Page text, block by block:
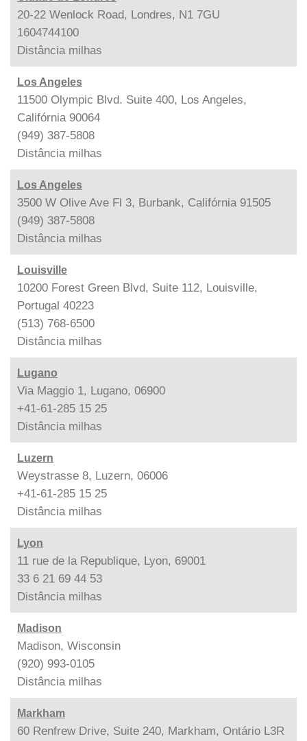
20-22 Wenlock Road, Londres, N1 7GU
1604744100
Distância milhas
Los Angeles
11500 Olympic Blvd. Suite 400, Los Angeles,
Califórnia 90064
(949) 387-5808
Distância milhas
Los Angeles
3500 W Olive Ave Fl 3, Burbank, Califórnia 91505
(949) 387-5808
Distância milhas
Louisville
10200 Forest Green Blvd, Suite 112, Louisville,
Portugal 40223
(513) 768-6500
Distância milhas
Lugano
Via Maggio 1, Lugano, 06900
+41-61-285 15 25
Distância milhas
Luzern
Weystrasse 8, Luzern, 06006
+41-61-285 15 25
Distância milhas
Lyon
11 rue de la Republique, Lyon, 69001
33 6 21 69 44 53
Distância milhas
Madison
Madison, Wisconsin
(920) 993-0105
Distância milhas
Markham
60 Renfrew Drive, Suite 240, Markham, Ontário L3R